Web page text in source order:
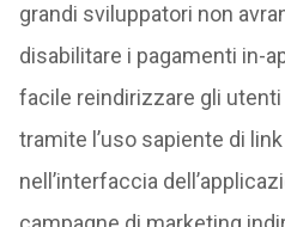
grandi sviluppatori non
disabilitare i pagamenti in-
facile reindirizzare gli
tramite l’uso sapiente di
nell’interfaccia